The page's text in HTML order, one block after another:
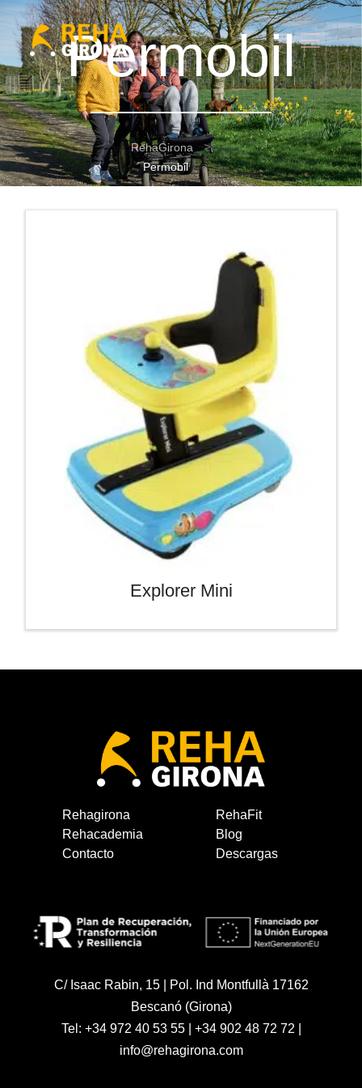
Permobil
RehaGirona
Permobil
Explorer Mini
Rehagirona
RehaFit
Rehacademia
Blog
Contacto
Descargas
C/ Isaac Rabin, 15 | Pol. Ind Montfullà 17162
Bescanó (Girona)
Tel: +34 972 40 53 55| +34 902 48 72 72
info@rehagirona.com